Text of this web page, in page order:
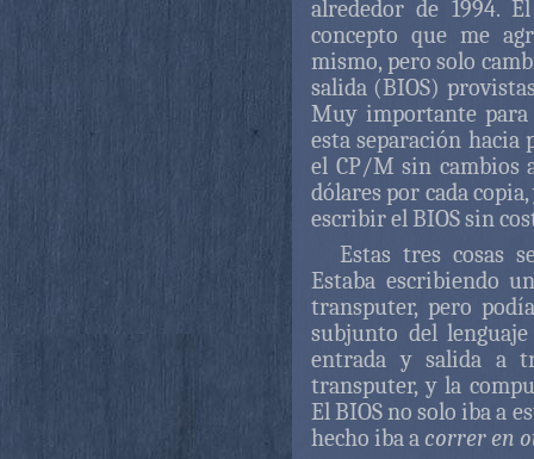
alrededor de 1994.
concepto que me
mismo, pero solo
salida (BIOS)
Muy importante
esta separación hacia
el CP/M sin cambios
dólares por cada
escribir el BIOS sin
Estas tres cosas
Estaba escribiendo
transputer, pero
subjunto del
entrada y salida a
transputer, y la
El BIOS no solo iba a
hecho iba a correr en